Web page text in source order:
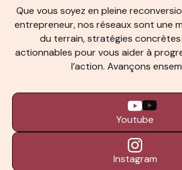
Que vous soyez en pleine
entrepreneur, nos réseaux sont une
du terrain, stratégies
actionnables pour vous aider à
l’action. Avançons
Youtube
Instagram